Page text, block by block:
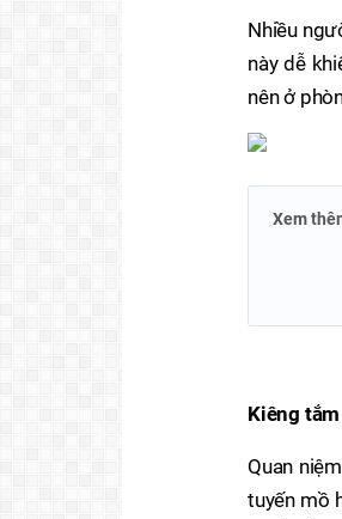
Nhiều
này dễ
nên ở
Xem
Kiêng
Quan
tuyến mồ